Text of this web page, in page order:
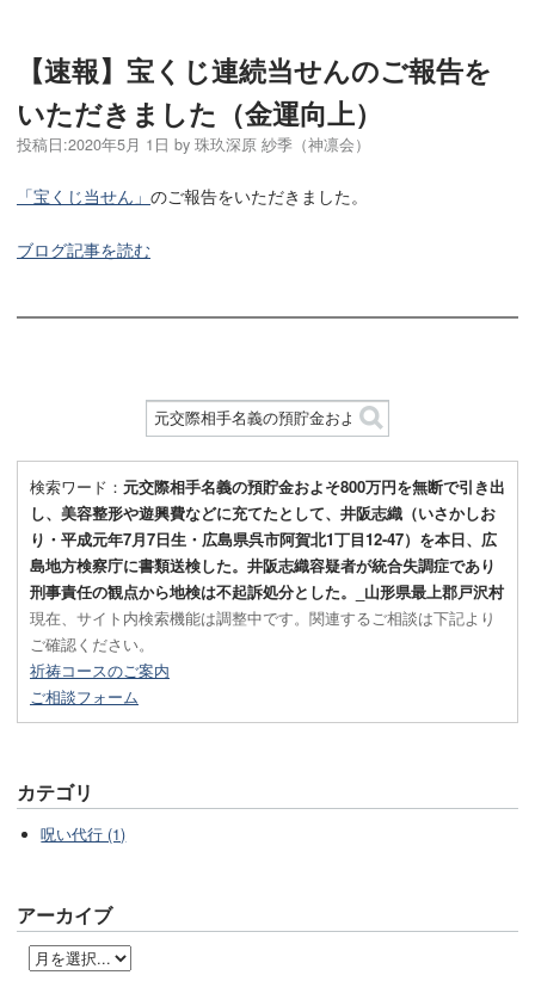
【速報】宝くじ連続当せんのご報告を
いただきました（金運向上）
投稿日:2020年5月 1日 by 珠玖深原 紗季（神凛会）
「宝くじ当せん」 のご報告をいただきました。
ブログ記事を読む
検索ワード： 元交際相手名義の預貯金およそ800万円を無断で引き出
し、美容整形や遊興費などに充てたとして、井阪志織（いさかしお
り・平成元年7月7日生・広島県呉市阿賀北1丁目12-47）を本日、広
島地方検察庁に書類送検した。井阪志織容疑者が統合失調症であり
刑事責任の観点から地検は不起訴処分とした。_山形県最上郡戸沢村
現在、サイト内検索機能は調整中です。関連するご相談は下記より
ご確認ください。
祈祷コースのご案内
ご相談フォーム
カテゴリ
呪い代行 (1)
アーカイブ